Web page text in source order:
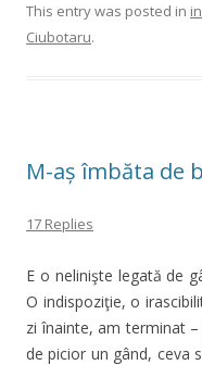
This entry was posted in
Ciubotaru.
M-aș îmbăta de
17 Replies
E o nelinişte legată de
O indispoziţie, o
zi înainte, am terminat
de picior un gând, ceva